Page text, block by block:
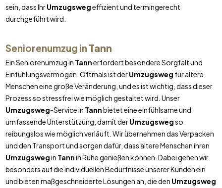
sein, dass IhrUmzugswegeffizient und termingerecht
durchgeführt wird.
Seniorenumzug in Tann
Ein Seniorenumzug in Tannerfordert besondere Sorgfalt und
Einfühlungsvermögen. Oftmals ist derUmzugsweg für ältere
Menschen eine große Veränderung, und es ist wichtig, dass dieser
Prozess so stressfrei wie möglich gestaltet wird. Unser
Umzugsweg-Service in Tannbietet eine einfühlsame und
umfassende Unterstützung, damit derUmzugswegso
reibungslos wie möglich verläuft. Wir übernehmen das Verpacken
und den Transport und sorgen dafür, dass ältere Menschen ihren
Umzugswegin Tannin Ruhe genießen können. Dabei gehen wir
besonders auf die individuellen Bedürfnisse unserer Kunden ein
und bieten maßgeschneiderte Lösungen an, die den Umzugsweg